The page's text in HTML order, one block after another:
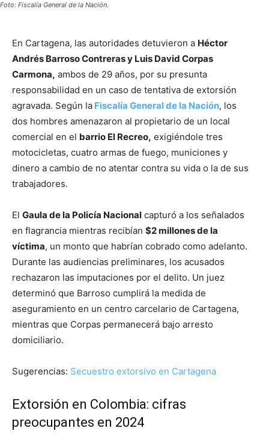
Foto: Fiscalía General de la Nación.
En Cartagena, las autoridades detuvieron a Héctor
Andrés Barroso Contreras y Luis David Corpas
Carmona, ambos de 29 años, por su presunta
responsabilidad en un caso de tentativa de extorsión
agravada. Según la Fiscalía General de la Nación, los
dos hombres amenazaron al propietario de un local
comercial en el barrio El Recreo, exigiéndole tres
motocicletas, cuatro armas de fuego, municiones y
dinero a cambio de no atentar contra su vida o la de sus
trabajadores.
El Gaula de la Policía Nacional capturó a los señalados
en flagrancia mientras recibían $2 millones de la
víctima, un monto que habrían cobrado como adelanto.
Durante las audiencias preliminares, los acusados
rechazaron las imputaciones por el delito. Un juez
determinó que Barroso cumplirá la medida de
aseguramiento en un centro carcelario de Cartagena,
mientras que Corpas permanecerá bajo arresto
domiciliario.
Sugerencias: Secuestro extorsivo en Cartagena
Extorsión en Colombia: cifras
preocupantes en 2024